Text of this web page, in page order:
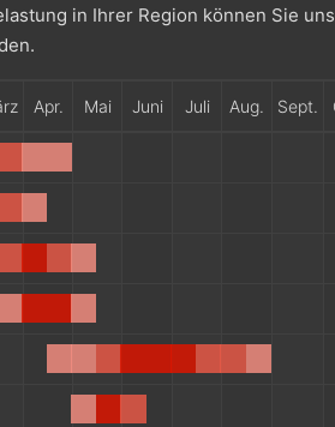
in Ihrer Region können Sie
Apr. Mai Juni Juli Aug. Sept.